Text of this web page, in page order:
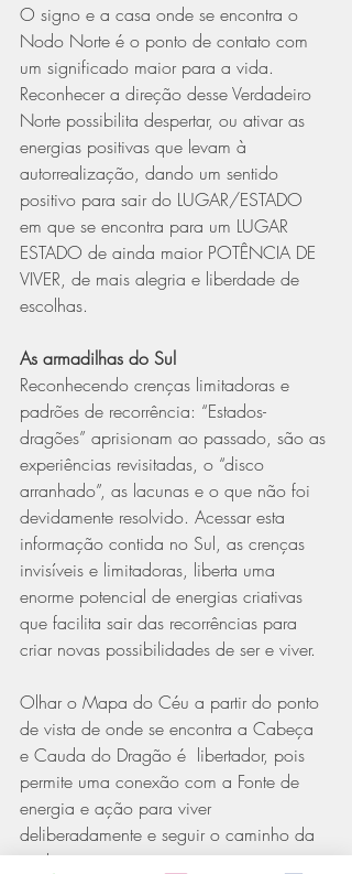
O signo e a casa onde se encontra o
Nodo Norte é o ponto de contato com
um significado maior para a vida.
Reconhecer a direção desse Verdadeiro
Norte possibilita despertar, ou ativar as
energias positivas que levam à
autorrealização, dando um sentido
positivo para sair do LUGAR/ESTADO
em que se encontra para um LUGAR
ESTADO de ainda maior POTÊNCIA DE
VIVER, de mais alegria e liberdade de
escolhas.
As armadilhas do Sul
Reconhecendo crenças limitadoras e
padrões de recorrência: “Estados-
dragões” aprisionam ao passado, são as
experiências revisitadas, o “disco
arranhado”, as lacunas e o que não foi
devidamente resolvido. Acessar esta
informação contida no Sul, as crenças
invisíveis e limitadoras, liberta uma
enorme potencial de energias criativas
que facilita sair das recorrências para
criar novas possibilidades de ser e viver.
Olhar o Mapa do Céu a partir do ponto
de vista de onde se encontra a Cabeça
e Cauda do Dragão é  libertador, pois
permite uma conexão com a Fonte de
energia e ação para viver
deliberadamente e seguir o caminho da
evolução espontânea.